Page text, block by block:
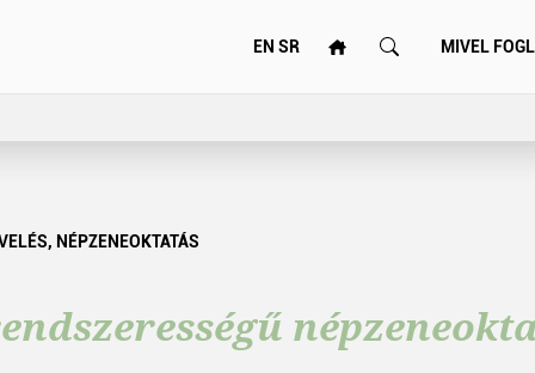
EN SR MIVEL
, NÉPZENEOKTATÁS